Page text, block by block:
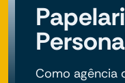
Como agência